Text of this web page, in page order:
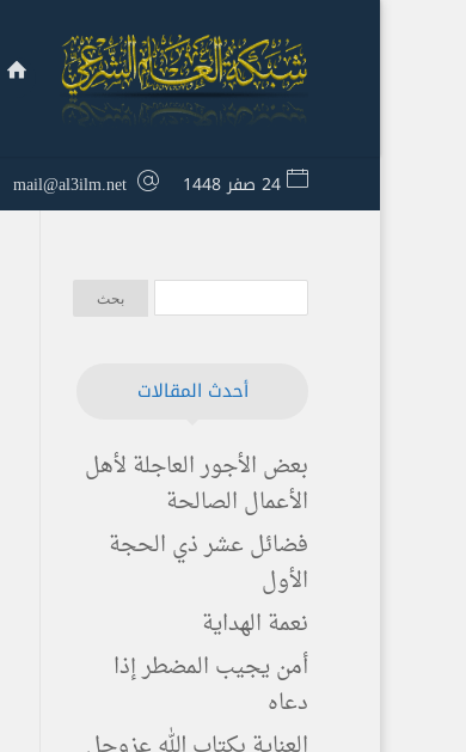
24 صفر 1448 mail@al3ilm.net
أحدث المقالات
بعض الأجور العاجلة لأهل
الأعمال الصالحة
فضائل عشر ذي الحجة
الأول
نعمة الهداية
أمن يجيب المضطر إذا
دعاه